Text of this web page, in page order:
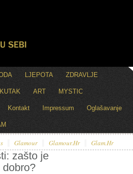
LJEPOTA ZDRAVLJE
ART MYSTIC
Kontakt Impressum Oglašavanje
Glamour Glamour.hr Glam.hr
zašto je
dobro?